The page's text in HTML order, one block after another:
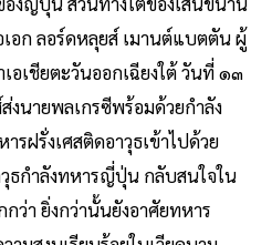
อก ลอร์ดหลุยส์ เมานต์แบตตัน ผู้
อเชียตะวันออกเฉียงใต้ วันที่ ๑๓
นายพลเกรซีพร้อมด้วยกำลัง
รฝรั่งเศสติดอาวุธเข้าไปด้วย
ธกำลังทหารญี่ปุ่น กลับสนใจใน
ว่า ยิ่งกว่านั้นยังอาศัยทหาร